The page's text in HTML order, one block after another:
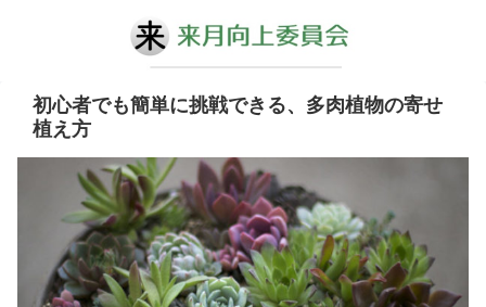
初心者でも簡単に挑戦できる、多肉植物の寄せ
植え方